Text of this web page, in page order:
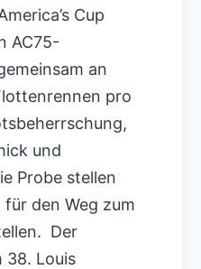
Cup
AC75-
an
pro
und
Probe stellen
für den Weg zum
Der
38. Louis